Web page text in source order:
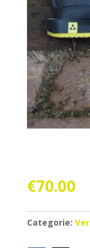
€70.00
Categorie: